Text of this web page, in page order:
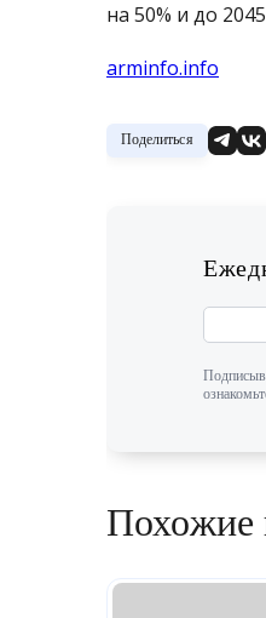
на 50% и до
arminfo.info
Поделиться
Похожие